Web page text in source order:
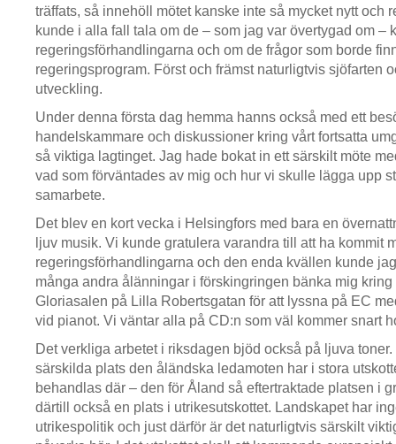
träffats, så innehöll mötet kanske inte så mycket nytt och
kunde i alla fall tala om de – som jag var övertygad om –
regeringsförhandlingarna och om de frågor som borde
regeringsprogram. Först och främst naturligtvis sjöfarten
utveckling.
Under denna första dag hemma hanns också med ett
handelskammare och diskussioner kring vårt fortsatta
så viktiga lagtinget. Jag hade bokat in ett särskilt möte
vad som förväntades av mig och hur vi skulle lägga upp
samarbete.
Det blev en kort vecka i Helsingfors med bara en
ljuv musik. Vi kunde gratulera varandra till att ha kommit
regeringsförhandlingarna och den enda kvällen kunde
många andra ålänningar i förskingringen bänka mig
Gloriasalen på Lilla Robertsgatan för att lyssna på EC
vid pianot. Vi väntar alla på CD:n som väl kommer snart
Det verkliga arbetet i riksdagen bjöd också på ljuva
särskilda plats den åländska ledamoten har i stora
behandlas där – den för Åland så eftertraktade platsen i
därtill också en plats i utrikesutskottet. Landskapet har
utrikespolitik och just därför är det naturligtvis särskilt